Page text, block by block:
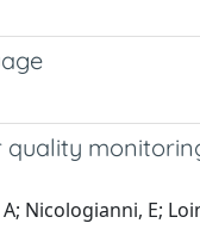
quality
Nicologianni, E;